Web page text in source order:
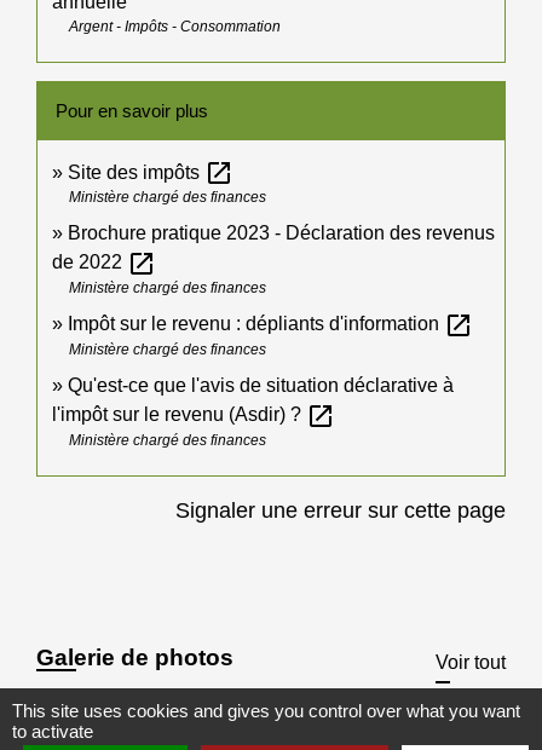
Argent - Impôts - Consommation
Pour en savoir plus
Site des impôts open_in_new
Ministère chargé des finances
Brochure pratique 2023 - Déclaration des revenus
de 2022 open_in_new
Ministère chargé des finances
Impôt sur le revenu : dépliants d'information open_in_new
Ministère chargé des finances
Qu'est-ce que l'avis de situation déclarative à
l'impôt sur le revenu (Asdir) ? open_in_new
Ministère chargé des finances
Signaler une erreur sur cette page
Galerie de photos Voir tout
This site uses cookies and gives you control over what you want
to activate